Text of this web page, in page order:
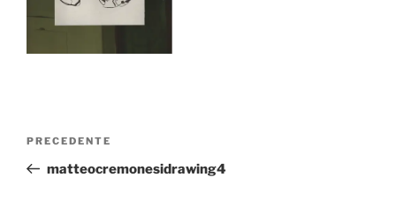
PRECEDENTE
matteocremonesidrawing4